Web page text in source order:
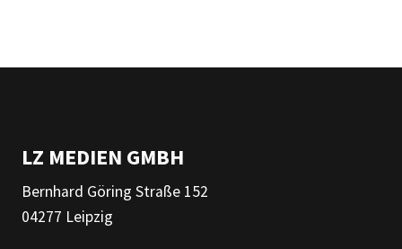
LZ MEDIEN GMBH
Bernhard Göring Straße 152
04277 Leipzig